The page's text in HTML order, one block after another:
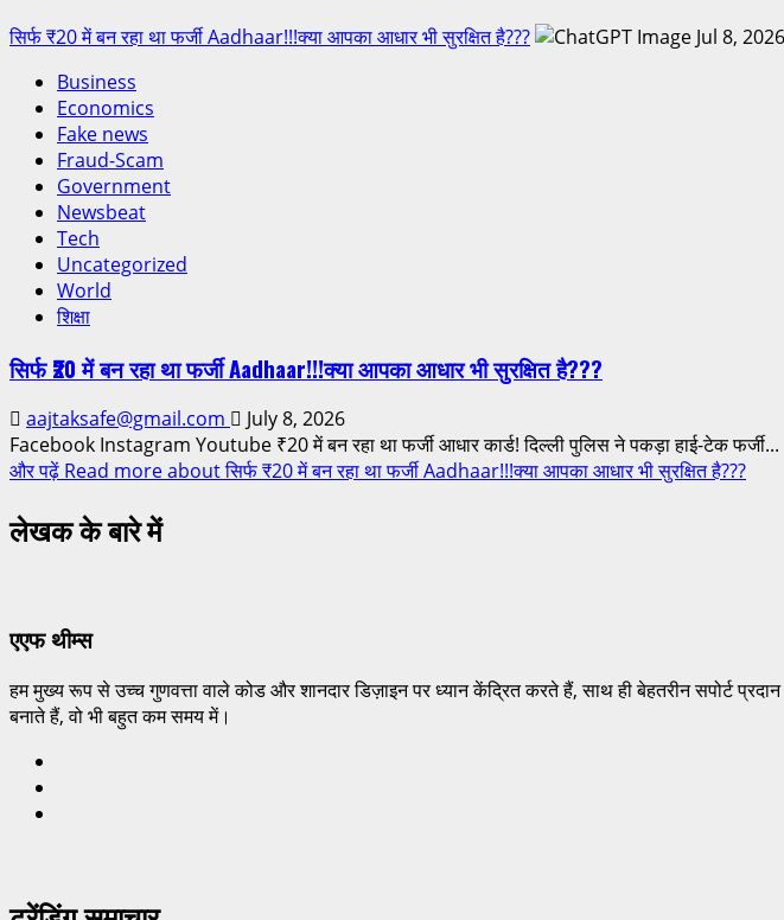
सिर्फ ₹20 में बन रहा था फर्जी Aadhaar!!!क्या आपका आधार भी सुरक्षित है???
Business
Economics
Fake news
Fraud-Scam
Government
Newsbeat
Tech
Uncategorized
World
शिक्षा
सिर्फ ₹20 में बन रहा था फर्जी Aadhaar!!!क्या आपका आधार भी सुरक्षित है???
aajtaksafe@gmail.com
July 8, 2026
Facebook Instagram Youtube ₹20 में बन रहा था फर्जी आधार कार्ड! दिल्ली पुलिस ने पकड़ा हाई-टेक फर्जी...
और पढ़ें Read more about सिर्फ ₹20 में बन रहा था फर्जी Aadhaar!!!क्या आपका आधार भी सुरक्षित है???
लेखक के बारे में
एएफ थीम्स
हम मुख्य रूप से उच्च गुणवत्ता वाले कोड और शानदार डिज़ाइन पर ध्यान केंद्रित करते हैं, साथ ही बेहतरीन सपोर्ट
बनाते हैं, वो भी बहुत कम समय में।